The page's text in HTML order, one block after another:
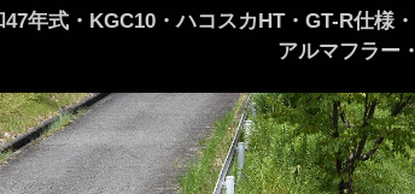
年式・KGC10・ハコスカHT・GT-R仕様
アルマフラー